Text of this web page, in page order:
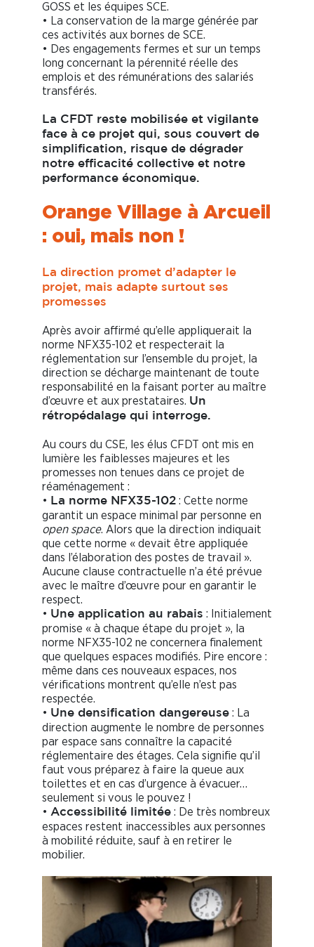
GOSS et les équipes SCE.
• La conservation de la marge générée par
ces activités aux bornes de SCE.
• Des engagements fermes et sur un temps
long concernant la pérennité réelle des
emplois et des rémunérations des salariés
transférés.
La CFDT reste mobilisée et vigilante
face à ce projet qui, sous couvert de
simplification, risque de dégrader
notre efficacité collective et notre
performance économique.
Orange Village à Arcueil
: oui, mais non !
La direction promet d’adapter le
projet, mais adapte surtout ses
promesses
Après avoir affirmé qu’elle appliquerait la
norme NFX35-102 et respecterait la
réglementation sur l’ensemble du projet, la
direction se décharge maintenant de toute
responsabilité en la faisant porter au maître
d’œuvre et aux prestataires. Un
rétropédalage qui interroge.
Au cours du CSE, les élus CFDT ont mis en
lumière les faiblesses majeures et les
promesses non tenues dans ce projet de
réaménagement :
• La norme NFX35-102 : Cette norme
garantit un espace minimal par personne en
open space. Alors que la direction indiquait
que cette norme « devait être appliquée
dans l’élaboration des postes de travail ».
Aucune clause contractuelle n’a été prévue
avec le maître d’œuvre pour en garantir le
respect.
• Une application au rabais : Initialement
promise « à chaque étape du projet », la
norme NFX35-102 ne concernera finalement
que quelques espaces modifiés. Pire encore :
même dans ces nouveaux espaces, nos
vérifications montrent qu’elle n’est pas
respectée.
• Une densification dangereuse : La
direction augmente le nombre de personnes
par espace sans connaître la capacité
réglementaire des étages. Cela signifie qu’il
faut vous préparez à faire la queue aux
toilettes et en cas d’urgence à évacuer…
seulement si vous le pouvez !
• Accessibilité limitée : De très nombreux
espaces restent inaccessibles aux personnes
à mobilité réduite, sauf à en retirer le
mobilier.